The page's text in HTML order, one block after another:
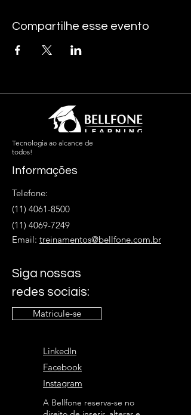
Compartilhe esse evento
Tecnologia ao alcance de
todos!
Informações
Telefone:
(11) 4061-8500
(11) 4069-7249
Email: treinamentos@bellfone.com.br
Siga nossas
redes sociais:
Matricule-se
LinkedIn
Facebook
Instagram
A Bellfone reserva-se no